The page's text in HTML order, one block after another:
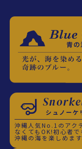
シュノーケ
沖縄人気No.1のアク
なくてもOK!初心者
沖縄の海を楽しめます